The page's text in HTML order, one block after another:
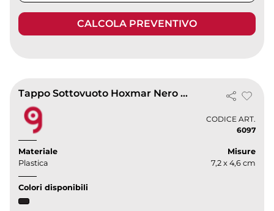
CALCOLA PREVENTIVO
Tappo Sottovuoto Hoxmar Nero per Vino,
CODICE ART.
6097
Materiale
Plastica
Misure
7,2 x 4,6 cm
Colori disponibili